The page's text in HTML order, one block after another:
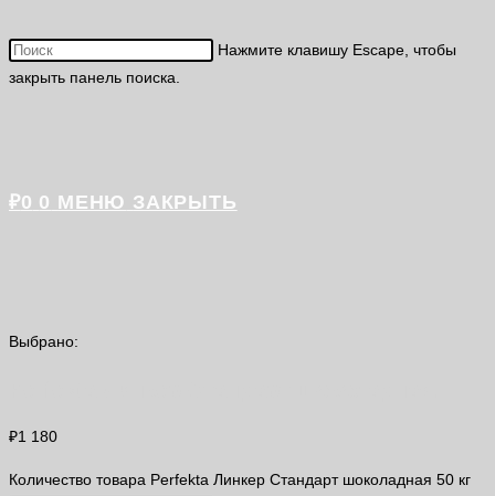
Нажмите клавишу Escape, чтобы
закрыть панель поиска.
₽0 0 МЕНЮ ЗАКРЫТЬ
Выбрано:
₽1 180
Количество товара Perfekta Линкер Стандарт шоколадная 50 кг